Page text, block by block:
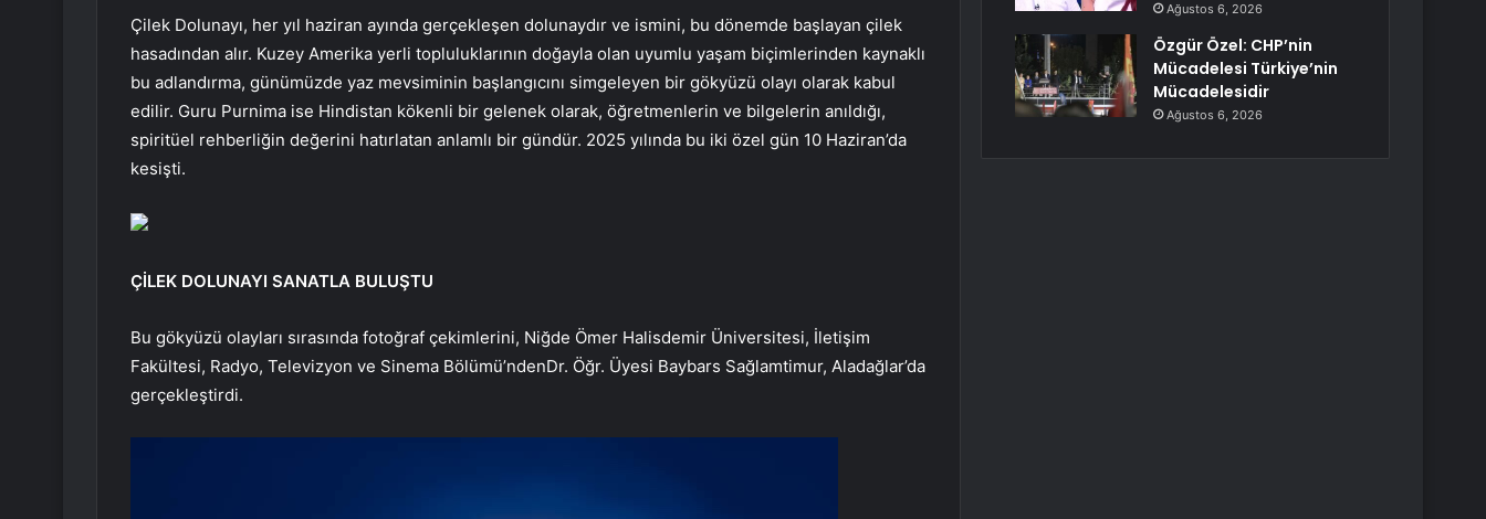
Çilek Dolunayı, her yıl haziran ayında gerçekleşen dolunaydır ve ismini, bu dönemde başlayan çilek
hasadından alır. Kuzey Amerika yerli topluluklarının doğayla olan uyumlu yaşam biçimlerinden kaynaklı
bu adlandırma, günümüzde yaz mevsiminin başlangıcını simgeleyen bir gökyüzü olayı olarak kabul
edilir. Guru Purnima ise Hindistan kökenli bir gelenek olarak, öğretmenlerin ve bilgelerin anıldığı,
spiritüel rehberliğin değerini hatırlatan anlamlı bir gündür. 2025 yılında bu iki özel gün 10 Haziran’da
kesişti.
ÇİLEK DOLUNAYI SANATLA BULUŞTU
Bu gökyüzü olayları sırasında fotoğraf çekimlerini, Niğde Ömer Halisdemir Üniversitesi, İletişim
Fakültesi, Radyo, Televizyon ve Sinema Bölümü’ndenDr. Öğr. Üyesi Baybars Sağlamtimur, Aladağlar’da
gerçekleştirdi.
Ağustos 6, 2026
Özgür Özel: CHP’nin
Mücadelesi Türkiye’nin
Mücadelesidir
Ağustos 6, 2026